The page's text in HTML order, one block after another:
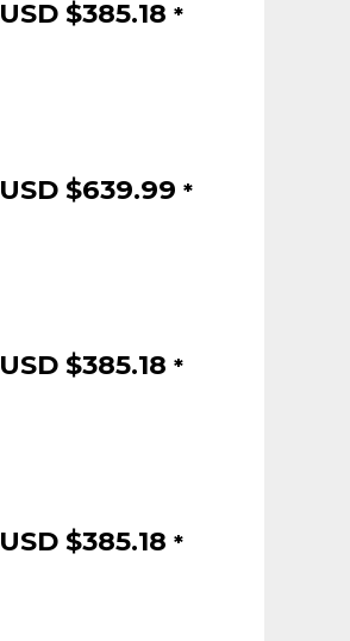
USD $385.18 *
USD $639.99 *
USD $385.18 *
USD $385.18 *